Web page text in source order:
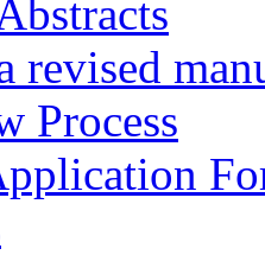
revised
Process